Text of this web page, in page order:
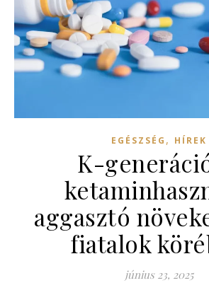
EGÉSZSÉG , HÍREK
K-
aggasztó
fiatalok
június 23, 2025